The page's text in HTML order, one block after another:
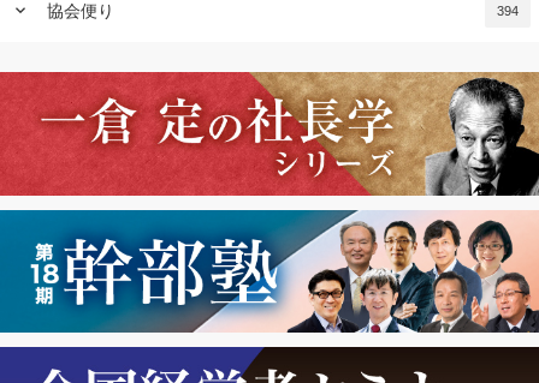
keyboard_arrow_down 協会便り 394